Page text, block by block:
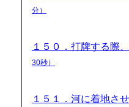
分）
１５０．打牌する際
30秒）
１５１．河に着地さ